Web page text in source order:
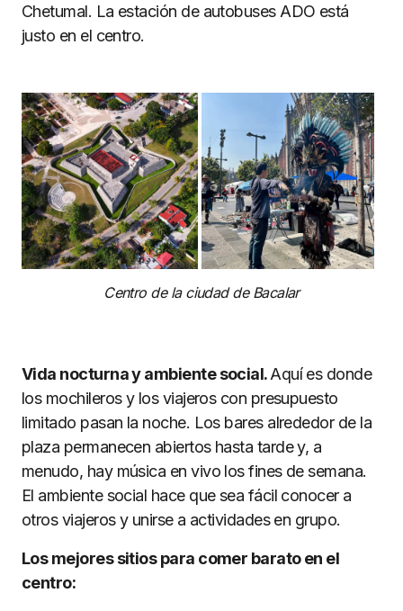
Chetumal. La estación de autobuses ADO está
justo en el centro.
Centro de la ciudad de Bacalar
Vida nocturna y ambiente social.Aquí es donde
los mochileros y los viajeros con presupuesto
limitado pasan la noche. Los bares alrededor de la
plaza permanecen abiertos hasta tarde y, a
menudo, hay música en vivo los fines de semana.
El ambiente social hace que sea fácil conocer a
otros viajeros y unirse a actividades en grupo.
Los mejores sitios para comer barato en el
centro: